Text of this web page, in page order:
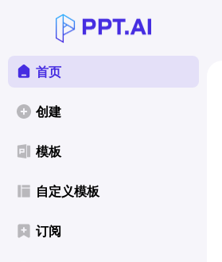
首页
创建
模板
自定义模板
订阅